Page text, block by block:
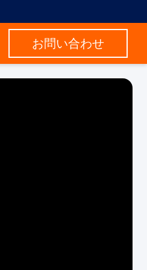
お問い合わせ